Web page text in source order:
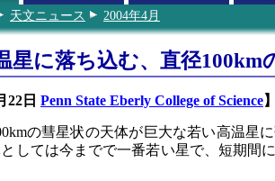
天文ニュース 2004年4月
星に落ち込む、直径100km
22日 Penn State Eberly College of Science】
の彗星状の天体が巨大な若い高温星
しては今までで一番若い星で、短期間